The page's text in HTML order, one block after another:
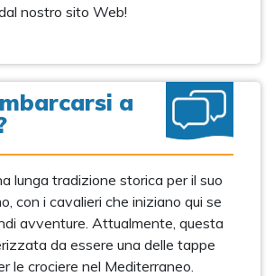
nostro sito Web!
a
lunga tradizione storica per il suo
con i cavalieri che iniziano qui se
avventure. Attualmente, questa
da essere una delle tappe
le crociere nel Mediterraneo.